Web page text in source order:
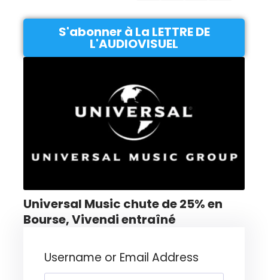
S'abonner à La LETTRE DE
L'AUDIOVISUEL
Universal Music chute de 25% en
Bourse, Vivendi entraîné
Username or Email Address